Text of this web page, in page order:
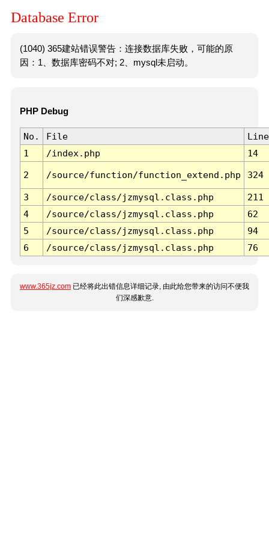
Database Error
(1040) 365建站错误警告：连接数据库失败，可能的原
因：1、数据库密码不对; 2、mysql未启动。
PHP Debug
No. File
Line
1
/index.php 14
2 /source/function/function_extend.php 324
3 /source/class/jzmysql.class.php
211
4
/source/class/jzmysql.class.php
62
5
/source/class/jzmysql.class.php
94
6
/source/class/jzmysql.class.php 76
www.365jz.com 已经将此出错信息详细记录, 由此给您带来的访问不便我
们深感歉意.